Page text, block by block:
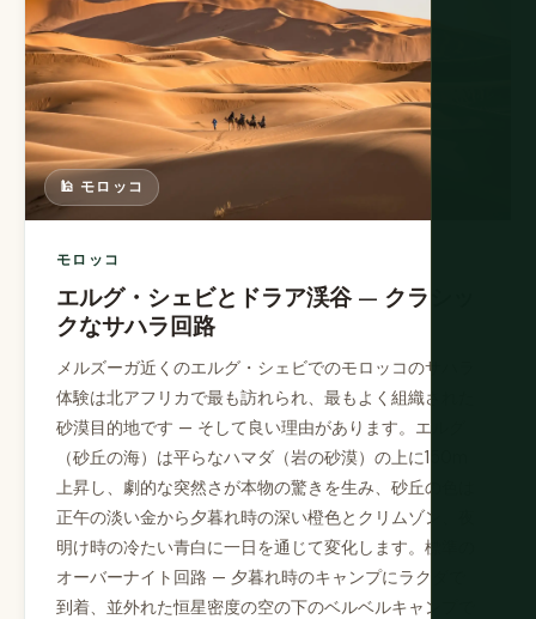
🕌 モロッコ
モロッコ
エルグ・シェビとドラア渓谷 — クラシッ
クなサハラ回路
メルズーガ近くのエルグ・シェビでのモロッコのサハラ
体験は北アフリカで最も訪れられ、最もよく組織された
砂漠目的地です — そして良い理由があります。エルグ
（砂丘の海）は平らなハマダ（岩の砂漠）の上に150m
上昇し、劇的な突然さが本物の驚きを生み、砂丘の色は
正午の淡い金から夕暮れ時の深い橙色とクリムゾン、夜
明け時の冷たい青白に一日を通じて変化します。標準の
オーバーナイト回路 — 夕暮れ時のキャンプにラクダで
到着、並外れた恒星密度の空の下のベルベルキャンプで